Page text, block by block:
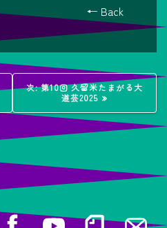
← Back
次:次
稿:
第10回 久留米たまがる大
道芸2025